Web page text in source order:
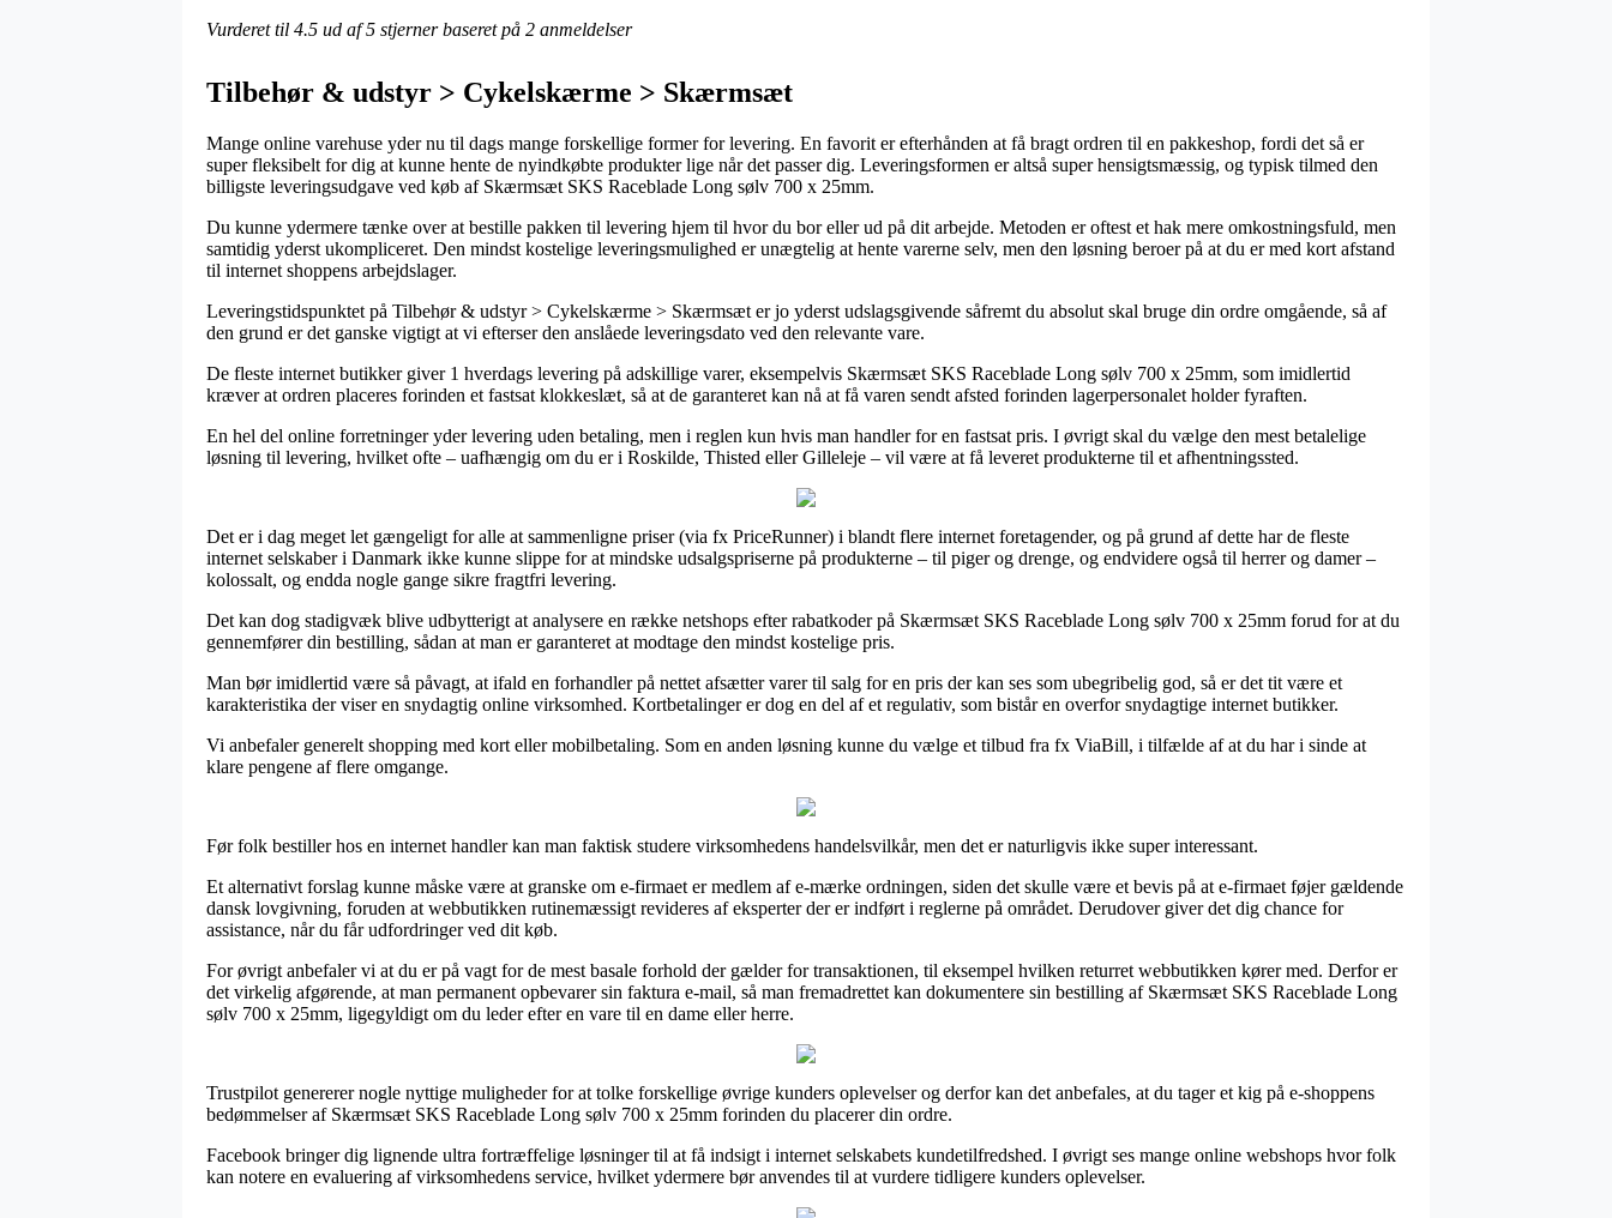
Vurderet til 4.5 ud af 5 stjerner baseret på 2 anmeldelser
Tilbehør & udstyr > Cykelskærme > Skærmsæt
Mange online varehuse yder nu til dags mange forskellige former for levering. En favorit er efterhånden at få bragt ordren til en pakkeshop, fordi det så er
super fleksibelt for dig at kunne hente de nyindkøbte produkter lige når det passer dig. Leveringsformen er altså super hensigtsmæssig, og typisk tilmed den
billigste leveringsudgave ved køb af Skærmsæt SKS Raceblade Long sølv 700 x 25mm.
Du kunne ydermere tænke over at bestille pakken til levering hjem til hvor du bor eller ud på dit arbejde. Metoden er oftest et hak mere omkostningsfuld, men
samtidig yderst ukompliceret. Den mindst kostelige leveringsmulighed er unægtelig at hente varerne selv, men den løsning beroer på at du er med kort afstand
til internet shoppens arbejdslager.
Leveringstidspunktet på Tilbehør & udstyr > Cykelskærme > Skærmsæt er jo yderst udslagsgivende såfremt du absolut skal bruge din ordre omgående, så af
den grund er det ganske vigtigt at vi efterser den anslåede leveringsdato ved den relevante vare.
De fleste internet butikker giver 1 hverdags levering på adskillige varer, eksempelvis Skærmsæt SKS Raceblade Long sølv 700 x 25mm, som imidlertid
kræver at ordren placeres forinden et fastsat klokkeslæt, så at de garanteret kan nå at få varen sendt afsted forinden lagerpersonalet holder fyraften.
En hel del online forretninger yder levering uden betaling, men i reglen kun hvis man handler for en fastsat pris. I øvrigt skal du vælge den mest betalelige
løsning til levering, hvilket ofte – uafhængig om du er i Roskilde, Thisted eller Gilleleje – vil være at få leveret produkterne til et afhentningssted.
Det er i dag meget let gængeligt for alle at sammenligne priser (via fx PriceRunner) i blandt flere internet foretagender, og på grund af dette har de fleste
internet selskaber i Danmark ikke kunne slippe for at mindske udsalgspriserne på produkterne – til piger og drenge, og endvidere også til herrer og damer –
kolossalt, og endda nogle gange sikre fragtfri levering.
Det kan dog stadigvæk blive udbytterigt at analysere en række netshops efter rabatkoder på Skærmsæt SKS Raceblade Long sølv 700 x 25mm forud for at du
gennemfører din bestilling, sådan at man er garanteret at modtage den mindst kostelige pris.
Man bør imidlertid være så påvagt, at ifald en forhandler på nettet afsætter varer til salg for en pris der kan ses som ubegribelig god, så er det tit være et
karakteristika der viser en snydagtig online virksomhed. Kortbetalinger er dog en del af et regulativ, som bistår en overfor snydagtige internet butikker.
Vi anbefaler generelt shopping med kort eller mobilbetaling. Som en anden løsning kunne du vælge et tilbud fra fx ViaBill, i tilfælde af at du har i sinde at
klare pengene af flere omgange.
Før folk bestiller hos en internet handler kan man faktisk studere virksomhedens handelsvilkår, men det er naturligvis ikke super interessant.
Et alternativt forslag kunne måske være at granske om e-firmaet er medlem af e-mærke ordningen, siden det skulle være et bevis på at e-firmaet føjer gældende
dansk lovgivning, foruden at webbutikken rutinemæssigt revideres af eksperter der er indført i reglerne på området. Derudover giver det dig chance for
assistance, når du får udfordringer ved dit køb.
For øvrigt anbefaler vi at du er på vagt for de mest basale forhold der gælder for transaktionen, til eksempel hvilken returret webbutikken kører med. Derfor er
det virkelig afgørende, at man permanent opbevarer sin faktura e-mail, så man fremadrettet kan dokumentere sin bestilling af Skærmsæt SKS Raceblade Long
sølv 700 x 25mm, ligegyldigt om du leder efter en vare til en dame eller herre.
Trustpilot genererer nogle nyttige muligheder for at tolke forskellige øvrige kunders oplevelser og derfor kan det anbefales, at du tager et kig på e-shoppens
bedømmelser af Skærmsæt SKS Raceblade Long sølv 700 x 25mm forinden du placerer din ordre.
Facebook bringer dig lignende ultra fortræffelige løsninger til at få indsigt i internet selskabets kundetilfredshed. I øvrigt ses mange online webshops hvor folk
kan notere en evaluering af virksomhedens service, hvilket ydermere bør anvendes til at vurdere tidligere kunders oplevelser.